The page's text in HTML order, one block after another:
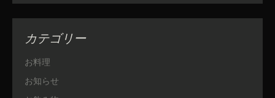
カテゴリー
お料理
お知らせ